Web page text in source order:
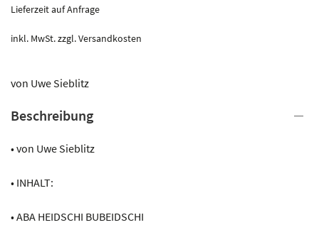
Lieferzeit auf Anfrage
inkl. MwSt.zzgl.Versandkosten
von Uwe Sieblitz
Beschreibung
• von Uwe Sieblitz
• INHALT:
• ABA HEIDSCHI BUBEIDSCHI